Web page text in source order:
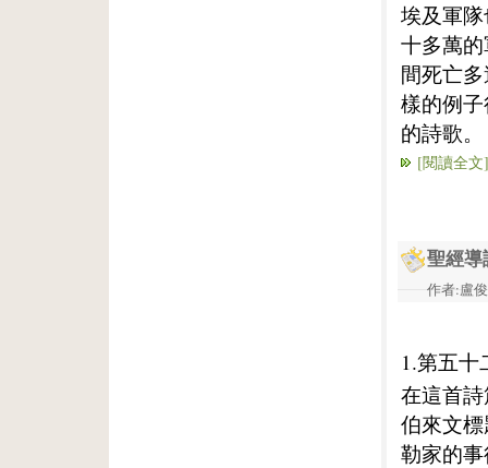
埃及軍
十多萬
間死亡
樣的例
的詩歌。
[閱讀全文]
聖經導
作者:盧
1.第五十
在這首
伯來文
勒家的